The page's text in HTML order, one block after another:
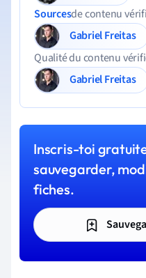
Sourcesde contenu
Gabriel Freitas
Qualité du contenu
Gabriel Freitas
Inscris-toi
sauvegarder,
fiches.